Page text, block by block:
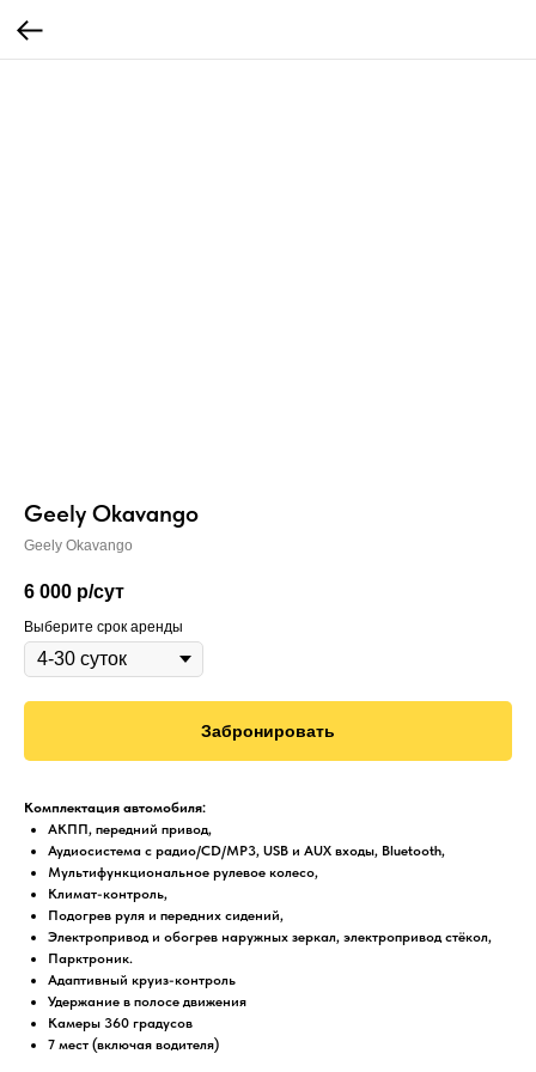
Geely Okavango
Geely Okavango
6 000 р/сут
Выберите срок аренды
Забронировать
Комплектация автомобиля:
АКПП, передний привод,
Аудиосистема с радио/CD/MP3, USB и AUX входы, Bluetooth,
Мультифункциональное рулевое колесо,
Климат-контроль,
Подогрев руля и передних сидений,
Электропривод и обогрев наружных зеркал, электропривод стёкол,
Парктроник.
Адаптивный круиз-контроль
Удержание в полосе движения
Камеры 360 градусов
7 мест (включая водителя)